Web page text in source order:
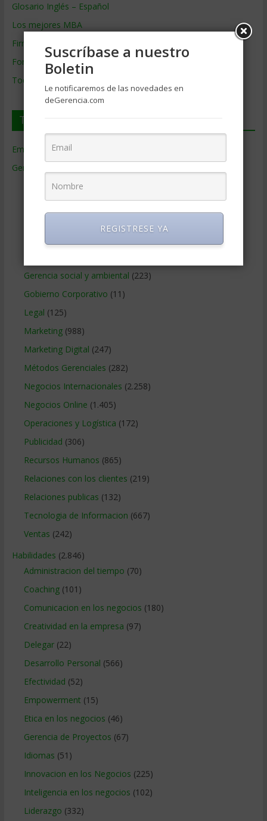
Glosario Inglés – Español
Los mejores MBA
Firmas de Gerencia
Formación de Gerencia
Todos los Temas
Temas de Gerencia
Empresas de Gerencia
Gerencia
Ciencias Económicas
Contabilidad(466)
Gerencia social y ambiental (223)
Gobierno Corporativo (11)
Legal (125)
Marketing(988)
Marketing Digital (247)
Métodos Gerenciales (282)
Negocios Internacionales (2.258)
Negocios Online (1.405)
Operaciones y Logística (172)
Publicidad (306)
Recursos Humanos (865)
Relaciones con los clientes (219)
Relaciones publicas (132)
Tecnologia de Informacion (667)
Ventas (242)
Habilidades (2.846)
Administracion del tiempo (70)
Coaching(101)
Comunicacion en los negocios (180)
Creatividad en la empresa (97)
Delegar(22)
Desarrollo Personal (566)
Efectividad (52)
Empowerment (15)
Etica en los negocios (46)
Gerencia de Proyectos (67)
Idiomas (51)
Innovacion en los Negocios (225)
Inteligencia en los negocios (102)
Liderazgo (332)
Suscríbase a nuestro
Boletin
Le notificaremos de las novedades en
deGerencia.com
REGISTRESE YA